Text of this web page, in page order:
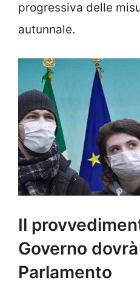
progressiva delle
autunnale.
Il
Governo
Parlamento